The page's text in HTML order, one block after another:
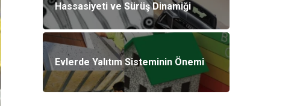
Hassasiyeti ve Sürüş Dinamiği
Evlerde Yalıtım Sisteminin Önemi